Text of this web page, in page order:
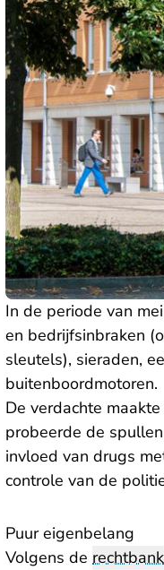
In de periode van
en bedrijfsinbraken
sleutels), sieraden,
buitenboordmotoren.
De verdachte
probeerde de
invloed van drugs
controle van de
Puur eigenbelang
Volgens de rechtbank